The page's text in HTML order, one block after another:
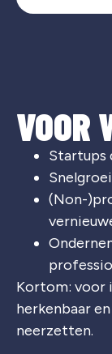
VOOR
Startups
(Non-
Kortom: voor
herkenbaar
neerzetten.